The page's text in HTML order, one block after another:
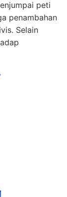
peti
penambahan
Selain